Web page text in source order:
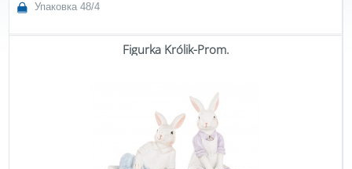
Упаковка 48/4
Figurka Królik-Prom.